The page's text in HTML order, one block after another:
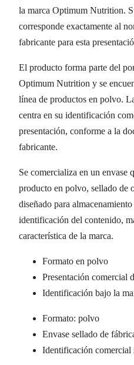
la marca Optimum Nutrition.
corresponde exactamente al
fabricante para esta
El producto forma parte del
Optimum Nutrition y se
línea de productos en polvo.
centra en su identificación
presentación, conforme a la
fabricante.
Se comercializa en un envase
producto en polvo, sellado de
diseñado para
identificación del contenido,
característica de la marca.
Formato en polvo
Presentación comercial
Identificación bajo la
Formato: polvo
Envase sellado de
Identificación comercial